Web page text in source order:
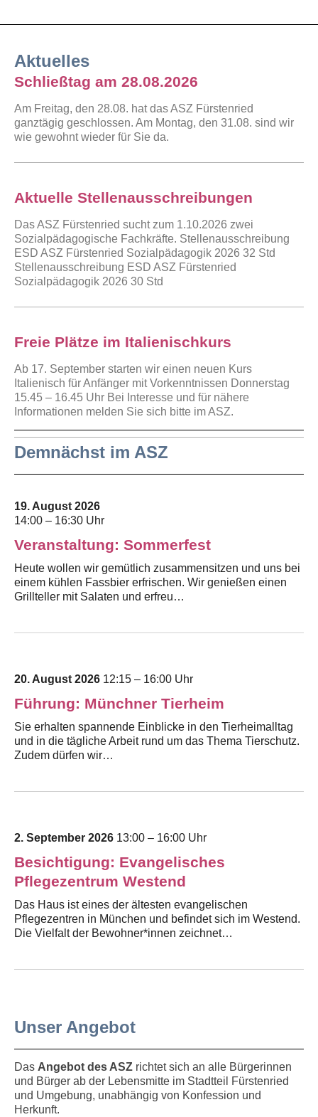
Aktuelles
Schließtag am 28.08.2026
Am Freitag, den 28.08. hat das ASZ Fürstenried
ganztägig geschlossen. Am Montag, den 31.08. sind wir
wie gewohnt wieder für Sie da.
Aktuelle Stellenausschreibungen
Das ASZ Fürstenried sucht zum 1.10.2026 zwei
Sozialpädagogische Fachkräfte. Stellenausschreibung
ESD ASZ Fürstenried Sozialpädagogik 2026 32 Std
Stellenausschreibung ESD ASZ Fürstenried
Sozialpädagogik 2026 30 Std
Freie Plätze im Italienischkurs
Ab 17. September starten wir einen neuen Kurs
Italienisch für Anfänger mit Vorkenntnissen Donnerstag
15.45 – 16.45 Uhr Bei Interesse und für nähere
Informationen melden Sie sich bitte im ASZ.
Demnächst im ASZ
19. August 2026
14:00 – 16:30 Uhr
Veranstaltung: Sommerfest
Heute wollen wir gemütlich zusammensitzen und uns bei
einem kühlen Fassbier erfrischen. Wir genießen einen
Grillteller mit Salaten und erfreu…
20. August 2026 12:15 – 16:00 Uhr
Führung: Münchner Tierheim
Sie erhalten spannende Einblicke in den Tierheimalltag
und in die tägliche Arbeit rund um das Thema Tierschutz.
Zudem dürfen wir…
2. September 2026 13:00 – 16:00 Uhr
Besichtigung: Evangelisches
Pflegezentrum Westend
Das Haus ist eines der ältesten evangelischen
Pflegezentren in München und befindet sich im Westend.
Die Vielfalt der Bewohner*innen zeichnet…
Unser Angebot
Das Angebot des ASZ richtet sich an alle Bürgerinnen
und Bürger ab der Lebensmitte im Stadtteil Fürstenried
und Umgebung, unabhängig von Konfession und
Herkunft.